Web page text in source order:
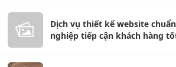
Dịch vụ thiết kế website
nghiệp tiếp cận khách hàng